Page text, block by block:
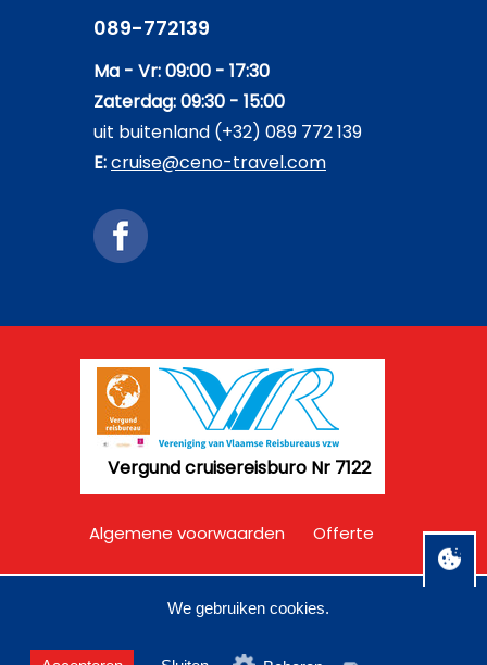
089-772139
Ma - Vr: 09:00 - 17:30
Zaterdag: 09:30 - 15:00
uit buitenland (+32) 089 772 139
E:cruise@ceno-travel.com
Vergund cruisereisburo Nr 7122
Algemene voorwaarden Offerte
Disclaimer Privacy
We gebruiken cookies.